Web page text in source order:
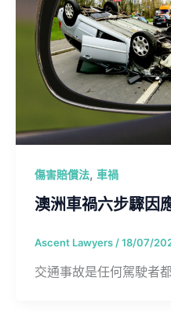
傷害賠償法, 車禍
澳洲車禍六步驟因
Ascent Lawyers /18/07/
交通事故是任何駕駛者